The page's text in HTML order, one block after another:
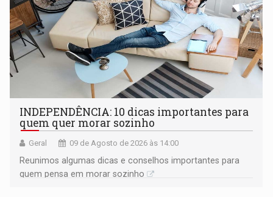
INDEPENDÊNCIA: 10 dicas importantes para
quem quer morar sozinho
Geral 09 de Agosto de 2026 às 14:00
Reunimos algumas dicas e conselhos importantes para
quem pensa em morar sozinho